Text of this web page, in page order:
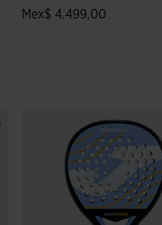
Mex$ 4.499,00